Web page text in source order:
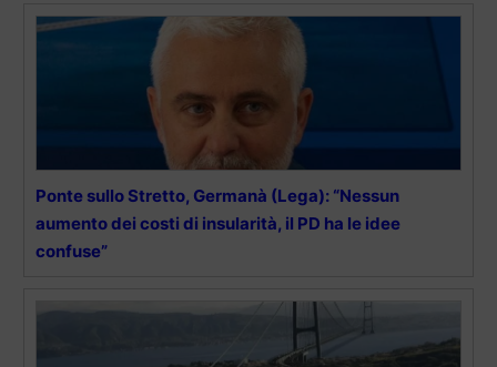
Ponte sullo Stretto, Germanà (Lega): “Nessun
aumento dei costi di insularità, il PD ha le idee
confuse”